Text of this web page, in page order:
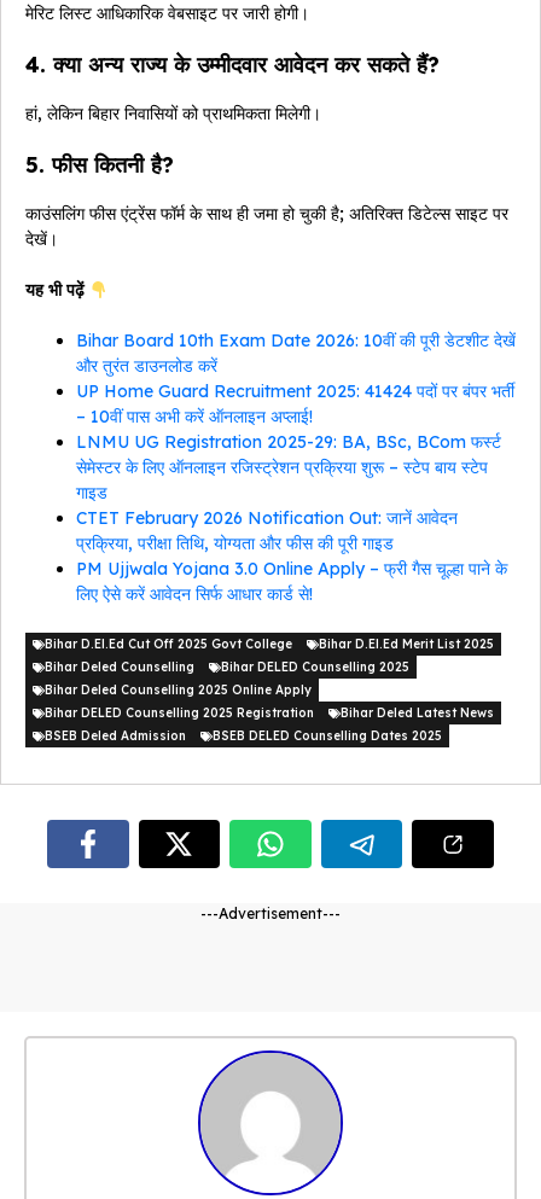
मेरिट लिस्ट आधिकारिक वेबसाइट पर जारी होगी।
4. क्या अन्य राज्य के उम्मीदवार आवेदन कर सकते हैं?
हां, लेकिन बिहार निवासियों को प्राथमिकता मिलेगी।
5. फीस कितनी है?
काउंसलिंग फीस एंट्रेंस फॉर्म के साथ ही जमा हो चुकी है; अतिरिक्त डिटेल्स साइट पर
देखें।
यह भी पढ़ें
Bihar Board 10th Exam Date 2026: 10वीं की पूरी डेटशीट देखें
और तुरंत डाउनलोड करें
UP Home Guard Recruitment 2025: 41424 पदों पर बंपर भर्ती
– 10वीं पास अभी करें ऑनलाइन अप्लाई!
LNMU UG Registration 2025-29: BA, BSc, BCom फर्स्ट
सेमेस्टर के लिए ऑनलाइन रजिस्ट्रेशन प्रक्रिया शुरू – स्टेप बाय स्टेप
गाइड
CTET February 2026 Notification Out: जानें आवेदन
प्रक्रिया, परीक्षा तिथि, योग्यता और फीस की पूरी गाइड
PM Ujjwala Yojana 3.0 Online Apply – फ्री गैस चूल्हा पाने के
लिए ऐसे करें आवेदन सिर्फ आधार कार्ड से!
Bihar D.El.Ed Cut Off 2025 Govt College
Bihar D.El.Ed Merit List 2025
Bihar Deled Counselling
Bihar DELED Counselling 2025
Bihar Deled Counselling 2025 Online Apply
Bihar DELED Counselling 2025 Registration
Bihar Deled Latest News
BSEB Deled Admission
BSEB DELED Counselling Dates 2025
---Advertisement---